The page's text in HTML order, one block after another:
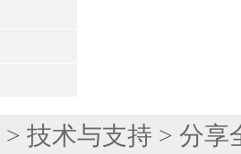
> 技术与支持 > 分享